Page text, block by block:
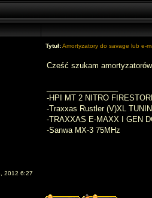
Tytuł:Amortyzatory do savage lub e-
2012 6:27
Cześć szukam
-HPI MT 2 NITRO
-Traxxas Rustler (V)XL
-TRAXXAS E-MAXX I GEN
-Sanwa MX-3 75MHz